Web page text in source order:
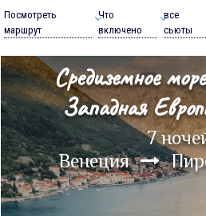
Посмотреть
маршрут
Что
включено
все
сьюты
Средиземное
Западная
7
Венеция